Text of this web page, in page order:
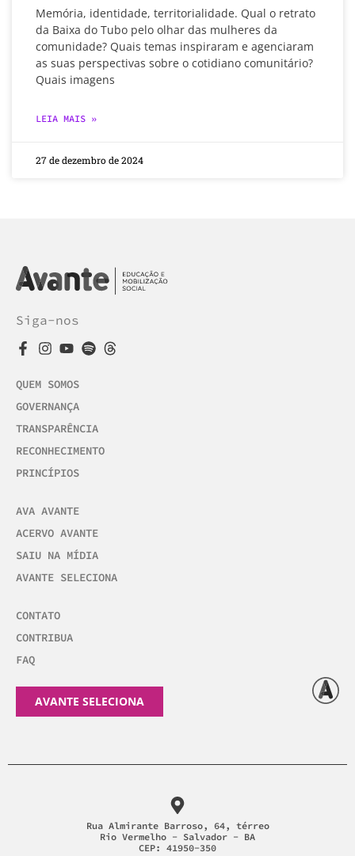
Memória, identidade, territorialidade. Qual o retrato
da Baixa do Tubo pelo olhar das mulheres da
comunidade? Quais temas inspiraram e agenciaram
as suas perspectivas sobre o cotidiano comunitário?
Quais imagens
LEIA MAIS »
27 de dezembro de 2024
Siga-nos
QUEM SOMOS
GOVERNANÇA
TRANSPARÊNCIA
RECONHECIMENTO
PRINCÍPIOS
AVA AVANTE
ACERVO AVANTE
SAIU NA MÍDIA
AVANTE SELECIONA
CONTATO
CONTRIBUA
FAQ
AVANTE SELECIONA
Rua Almirante Barroso, 64, térreo
Rio Vermelho - Salvador - BA
CEP: 41950-350